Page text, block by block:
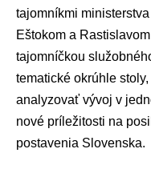
tajomníkmi
Eštokom a
tajomníčkou
tematické okrúhle
analyzovať vývoj v
nové príležitosti na
postavenia Slovenska.